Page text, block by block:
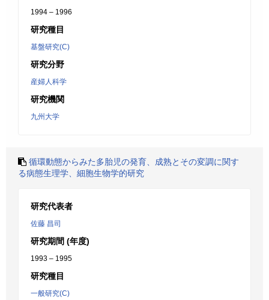
1994 – 1996
研究種目
基盤研究(C)
研究分野
産婦人科学
研究機関
九州大学
循環動態からみた多胎児の発育、成熟とその変調に関す
る病態生理学、細胞生物学的研究
研究代表者
佐藤 昌司
研究期間 (年度)
1993 – 1995
研究種目
一般研究(C)